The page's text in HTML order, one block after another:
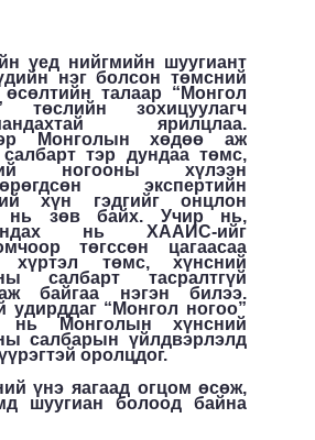
үед нийгмийн шуугиант
нэг болсон төмсний
талаар “Монгол
төслийн зохицуулагч
ярилцлаа.
Монголын хөдөө аж
тэр дундаа төмс,
ногооны хүлээн
экспертийн
хүн гэдгийг онцлон
нь зөв байх. Учир нь,
нь ХААИС-ийг
төгссөн цагаасаа
хүртэл төмс, хүнсний
салбарт тасралтгүй
байгаа нэгэн билээ.
удирддаг “Монгол ногоо”
нь Монголын хүнсний
салбарын үйлдвэрлэлд
оролцдог.
үнэ яагаад огцом өсөж,
шуугиан болоод байна